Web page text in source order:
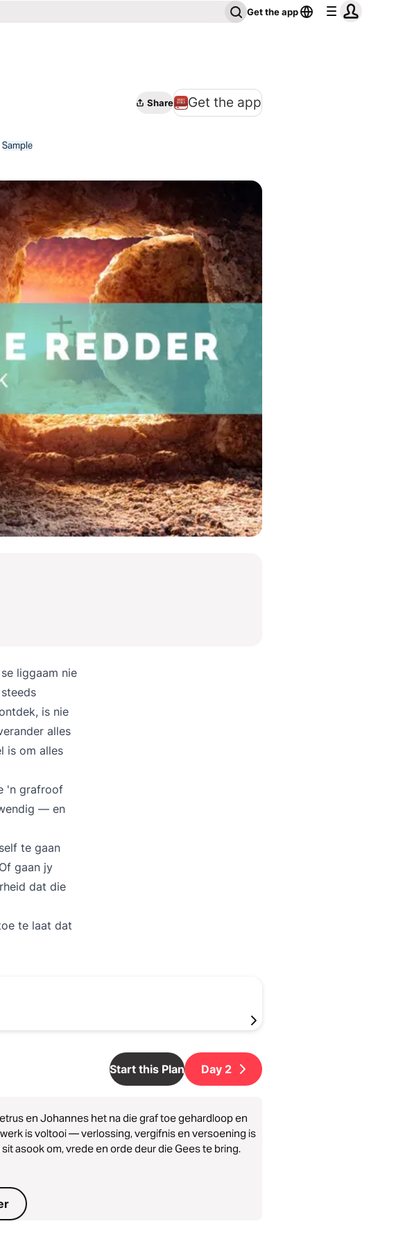
Get the app
Share Get the app
Sample
liggaam nie
is nie
alles
is om alles
'n grafroof
— en
te gaan
gaan jy
dat die
te laat dat
Start this Plan Day 2
en Johannes het na die graf toe gehardloop en
is voltooi — verlossing, vergifnis en versoening is
asook om, vrede en orde deur die Gees te bring.